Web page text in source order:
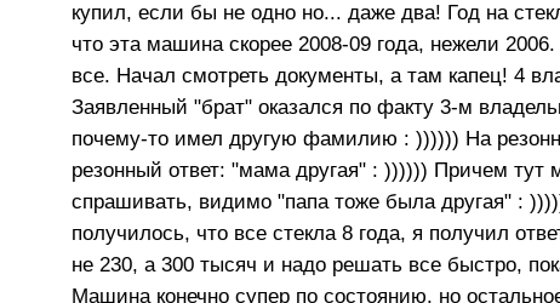
купил, если бы не одно но... даже два! Год на
что эта машина скорее 2008-09 года, нежели
все. Начал смотреть документы, а там капец! 4
Заявленный "брат" оказался по факту 3-м
почему-то имел другую фамилию : )))))) На
резонный ответ: "мама другая" : )))))) Причем тут
спрашивать, видимо "папа тоже была другая" :
получилось, что все стекла 8 года, я получил
не 230, а 300 тысяч и надо решать все быстро,
Машина конечно супер по состоянию, но